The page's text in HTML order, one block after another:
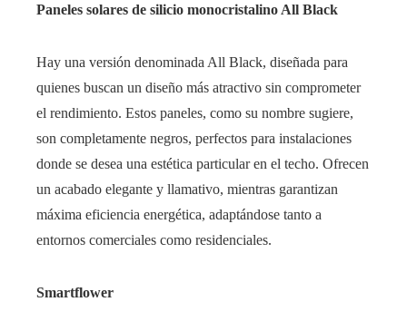
Paneles solares de silicio monocristalino All Black
Hay una versión denominada All Black, diseñada para
quienes buscan un diseño más atractivo sin comprometer
el rendimiento. Estos paneles, como su nombre sugiere,
son completamente negros, perfectos para instalaciones
donde se desea una estética particular en el techo. Ofrecen
un acabado elegante y llamativo, mientras garantizan
máxima eficiencia energética, adaptándose tanto a
entornos comerciales como residenciales.
Smartflower